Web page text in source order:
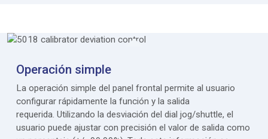
Operación simple
La operación simple del panel frontal permite al usuario
configurar rápidamente la función y la salida
requerida. Utilizando la desviación del dial jog/shuttle, el
usuario puede ajustar con precisión el valor de salida como